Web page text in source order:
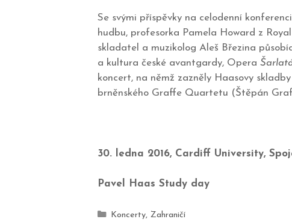
Se svými příspěvky na celodenní
hudbu, profesorka Pamela Howard z
skladatel a muzikolog Aleš Březina
a kultura české avantgardy, Opera
koncert, na němž zazněly Haasovy skladby
brněnského Graffe Quartetu (Štěpán
30. ledna 2016, Cardiff University,
Pavel Haas Study day
Koncerty, Zahraničí